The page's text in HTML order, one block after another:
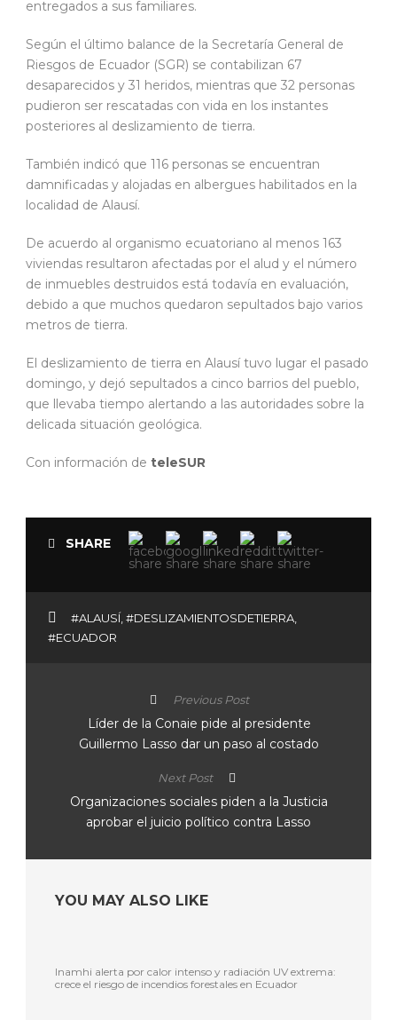
entregados a sus familiares.
Según el último balance de la Secretaría General de
Riesgos de Ecuador (SGR) se contabilizan 67
desaparecidos y 31 heridos, mientras que 32 personas
pudieron ser rescatadas con vida en los instantes
posteriores al deslizamiento de tierra.
También indicó que 116 personas se encuentran
damnificadas y alojadas en albergues habilitados en la
localidad de Alausí.
De acuerdo al organismo ecuatoriano al menos 163
viviendas resultaron afectadas por el alud y el número
de inmuebles destruidos está todavía en evaluación,
debido a que muchos quedaron sepultados bajo varios
metros de tierra.
El deslizamiento de tierra en Alausí tuvo lugar el pasado
domingo, y dejó sepultados a cinco barrios del pueblo,
que llevaba tiempo alertando a las autoridades sobre la
delicada situación geológica.
Con información de teleSUR
SHARE
#ALAUSÍ #DESLIZAMIENTOSDETIERRA
#ECUADOR
Previous Post
Líder de la Conaie pide al presidente
Guillermo Lasso dar un paso al costado
Next Post
Organizaciones sociales piden a la Justicia
aprobar el juicio político contra Lasso
YOU MAY ALSO LIKE
Inamhi alerta por calor intenso y radiación UV extrema:
crece el riesgo de incendios forestales en Ecuador